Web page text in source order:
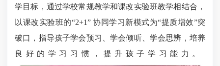
学目标，通过学校常规教学和课改实验班教学相结合，
以课改实验班的“2+1” 协同学习新模式为“提质增效”突
破口，指导孩子学会预习、学会倾听、学会思辨，培养
良好的学习习惯，提升孩子学习能力。